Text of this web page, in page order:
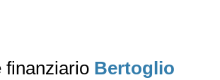
finanziario Bertoglio